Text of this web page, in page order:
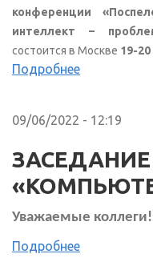
конференции
интеллект –
состоится в Москве 19-
Подробнее
09/06/2022 - 12:19
Уважаемые коллеги!
Подробнее